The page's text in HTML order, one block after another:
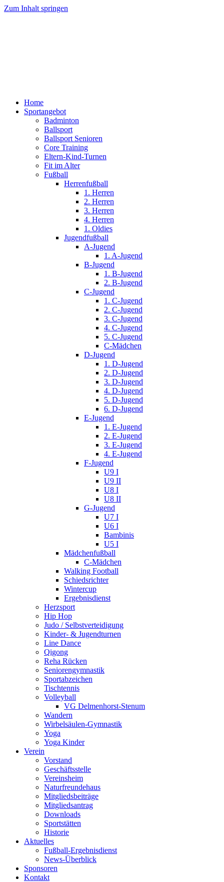
Zum Inhalt springen
Home
Sportangebot
Badminton
Ballsport
Ballsport Senioren
Core Training
Eltern-Kind-Turnen
Fit im Alter
Fußball
Herrenfußball
1. Herren
2. Herren
3. Herren
4. Herren
1. Oldies
Jugendfußball
A-Jugend
1. A-Jugend
B-Jugend
1. B-Jugend
2. B-Jugend
C-Jugend
1. C-Jugend
2. C-Jugend
3. C-Jugend
4. C-Jugend
5. C-Jugend
C-Mädchen
D-Jugend
1. D-Jugend
2. D-Jugend
3. D-Jugend
4. D-Jugend
5. D-Jugend
6. D-Jugend
E-Jugend
1. E-Jugend
2. E-Jugend
3. E-Jugend
4. E-Jugend
F-Jugend
U9 I
U9 II
U8 I
U8 II
G-Jugend
U7 I
U6 I
Bambinis
U5 I
Mädchenfußball
C-Mädchen
Walking Football
Schiedsrichter
Wintercup
Ergebnisdienst
Herzsport
Hip Hop
Judo / Selbstverteidigung
Kinder- & Jugendturnen
Line Dance
Qigong
Reha Rücken
Seniorengymnastik
Sportabzeichen
Tischtennis
Volleyball
VG Delmenhorst-Stenum
Wandern
Wirbelsäulen-Gymnastik
Yoga
Yoga Kinder
Verein
Vorstand
Geschäftsstelle
Vereinsheim
Naturfreundehaus
Mitgliedsbeiträge
Mitgliedsantrag
Downloads
Sportstätten
Historie
Aktuelles
Fußball-Ergebnisdienst
News-Überblick
Sponsoren
Kontakt